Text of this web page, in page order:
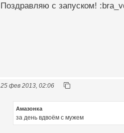
Поздравляю с запуском!
25 фев 2013, 02:06
Амазонка
за день вдвоём с мужем